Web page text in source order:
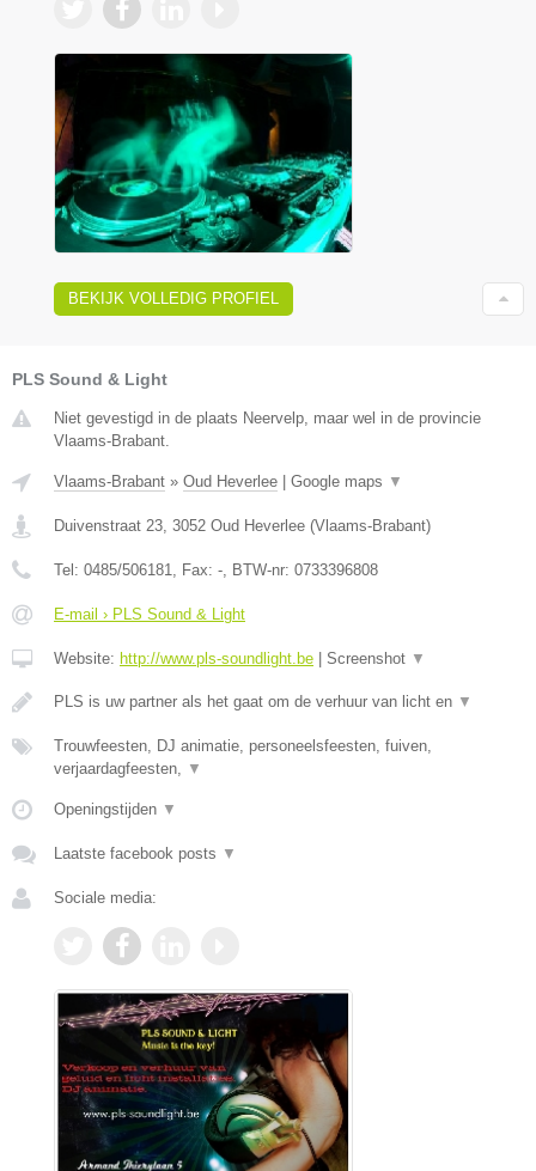
BEKIJK VOLLEDIG PROFIEL
PLS Sound & Light
Niet gevestigd in de plaats Neervelp, maar wel in de provincie
Vlaams-Brabant.
Vlaams-Brabant » Oud Heverlee | Google maps ▼
Duivenstraat 23 3052 Oud Heverlee (Vlaams-Brabant)
Tel: 0485/506181 , Fax: - , BTW-nr: 0733396808
E-mail › PLS Sound & Light
Website: http://www.pls-soundlight.be | Screenshot ▼
PLS is uw partner als het gaat om de verhuur van licht en ▼
Trouwfeesten, DJ animatie, personeelsfeesten, fuiven,
verjaardagfeesten,
▼
Openingstijden ▼
Laatste facebook posts ▼
Sociale media: